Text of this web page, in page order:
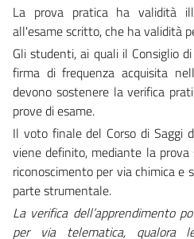
La prova pratica ha validità
all'esame scritto, che ha validità
Gli studenti, ai quali il Consiglio
firma di frequenza acquisita
devono sostenere la verifica
prove di esame.
Il voto finale del Corso di Saggi
viene definito, mediante la
riconoscimento per via chimica e
parte strumentale.
La verifica dell’apprendimento
per via telematica, qualora